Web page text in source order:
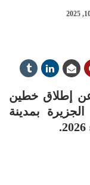
إطلاق خطين
بمدينة